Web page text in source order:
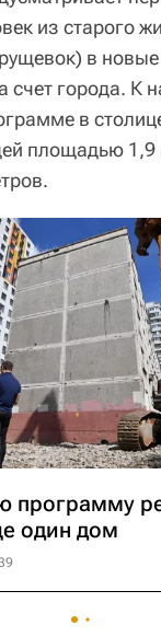
из старого
в
счет города. К
в
площадью 1,9
программу
один дом